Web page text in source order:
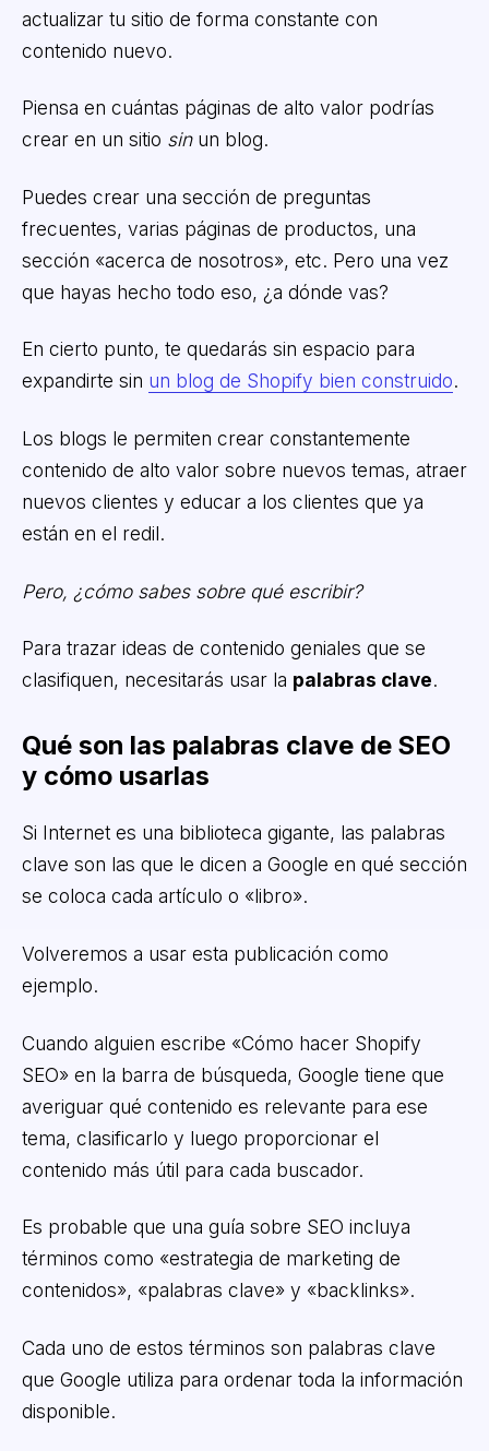
actualizar tu sitio de forma constante con
contenido nuevo.
Piensa en cuántas páginas de alto valor podrías
crear en un sitio sin un blog.
Puedes crear una sección de preguntas
frecuentes, varias páginas de productos, una
sección «acerca de nosotros», etc. Pero una vez
que hayas hecho todo eso, ¿a dónde vas?
En cierto punto, te quedarás sin espacio para
expandirte sin un blog de Shopify bien construido.
Los blogs le permiten crear constantemente
contenido de alto valor sobre nuevos temas, atraer
nuevos clientes y educar a los clientes que ya
están en el redil.
Pero, ¿cómo sabes sobre qué escribir?
Para trazar ideas de contenido geniales que se
clasifiquen, necesitarás usar la palabras clave.
Qué son las palabras clave de SEO
y cómo usarlas
Si Internet es una biblioteca gigante, las palabras
clave son las que le dicen a Google en qué sección
se coloca cada artículo o «libro».
Volveremos a usar esta publicación como
ejemplo.
Cuando alguien escribe «Cómo hacer Shopify
SEO» en la barra de búsqueda, Google tiene que
averiguar qué contenido es relevante para ese
tema, clasificarlo y luego proporcionar el
contenido más útil para cada buscador.
Es probable que una guía sobre SEO incluya
términos como «estrategia de marketing de
contenidos», «palabras clave» y «backlinks».
Cada uno de estos términos son palabras clave
que Google utiliza para ordenar toda la información
disponible.